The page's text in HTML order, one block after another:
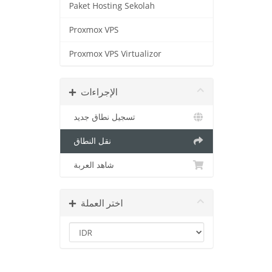
Paket Hosting Sekolah
Proxmox VPS
Proxmox VPS Virtualizor
الإجراءات
تسجيل نطاق جديد
نقل النطاق
شاهد العربة
اختر العملة